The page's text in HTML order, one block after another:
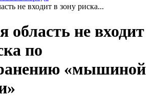
не входит в зону риска...
область не входит
по
«мышиной